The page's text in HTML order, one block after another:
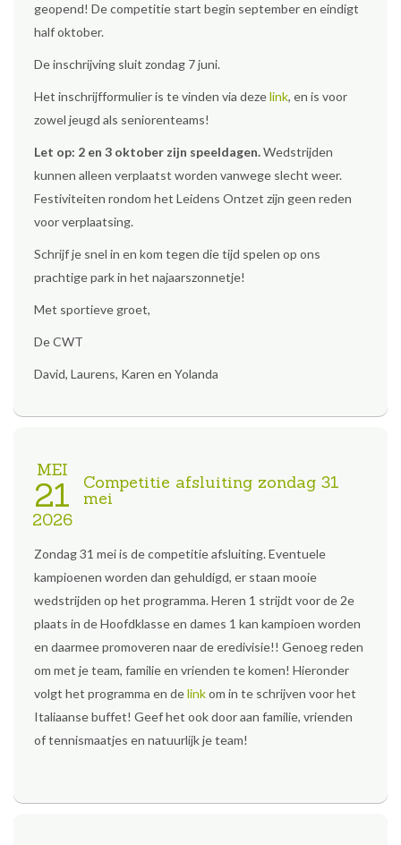
geopend! De competitie start begin september en eindigt
half oktober.
De inschrijving sluit zondag 7 juni.
Het inschrijfformulier is te vinden via dezelink, en is voor
zowel jeugd als seniorenteams!
Let op: 2 en 3 oktober zijn speeldagen.Wedstrijden
kunnen alleen verplaatst worden vanwege slecht weer.
Festiviteiten rondom het Leidens Ontzet zijn geen reden
voor verplaatsing.
Schrijf je snel in en kom tegen die tijd spelen op ons
prachtige park in het najaarszonnetje!
Met sportieve groet,
De CWT
David, Laurens, Karen en Yolanda
Competitie afsluiting zondag 31
mei
MEI
21
2026
Zondag 31 mei is de competitie afsluiting. Eventuele
kampioenen worden dan gehuldigd, er staan mooie
wedstrijden op het programma. Heren 1 strijdt voor de 2e
plaats in de Hoofdklasse en dames 1 kan kampioen worden
en daarmee promoveren naar de eredivisie!! Genoeg reden
om met je team, familie en vrienden te komen! Hieronder
volgt het programma en delinkom in te schrijven voor het
Italiaanse buffet! Geef het ook door aan familie, vrienden
of tennismaatjes en natuurlijk je team!